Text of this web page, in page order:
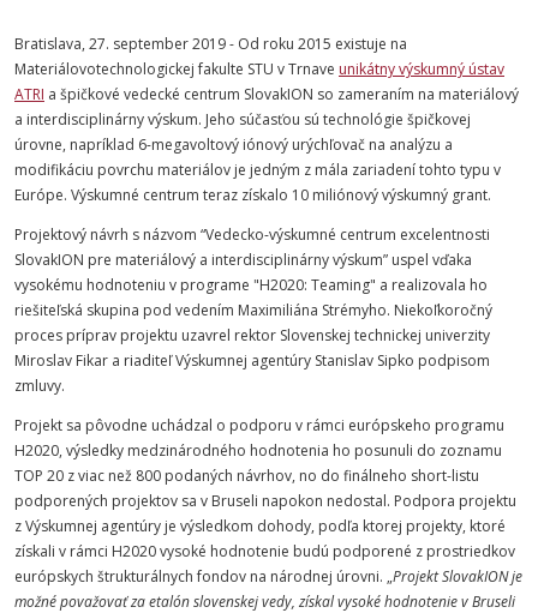
Bratislava, 27. september 2019 - Od roku 2015 existuje na
Materiálovotechnologickej fakulte STU v Trnave unikátny výskumný ústav
ATRI a špičkové vedecké centrum SlovakION so zameraním na materiálový
a interdisciplinárny výskum. Jeho súčasťou sú technológie špičkovej
úrovne, napríklad 6-megavoltový iónový urýchľovač na analýzu a
modifikáciu povrchu materiálov je jedným z mála zariadení tohto typu v
Európe. Výskumné centrum teraz získalo 10 miliónový výskumný grant.
Projektový návrh s názvom “Vedecko-výskumné centrum excelentnosti
SlovakION pre materiálový a interdisciplinárny výskum” uspel vďaka
vysokému hodnoteniu v programe "H2020: Teaming" a realizovala ho
riešiteľská skupina pod vedením Maximiliána Strémyho. Niekoľkoročný
proces príprav projektu uzavrel rektor Slovenskej technickej univerzity
Miroslav Fikar a riaditeľ Výskumnej agentúry Stanislav Sipko podpisom
zmluvy.
Projekt sa pôvodne uchádzal o podporu v rámci európskeho programu
H2020, výsledky medzinárodného hodnotenia ho posunuli do zoznamu
TOP 20 z viac než 800 podaných návrhov, no do finálneho short-listu
podporených projektov sa v Bruseli napokon nedostal. Podpora projektu
z Výskumnej agentúry je výsledkom dohody, podľa ktorej projekty, ktoré
získali v rámci H2020 vysoké hodnotenie budú podporené z prostriedkov
európskych štrukturálnych fondov na národnej úrovni. „Projekt SlovakION je
možné považovať za etalón slovenskej vedy, získal vysoké hodnotenie v Bruseli